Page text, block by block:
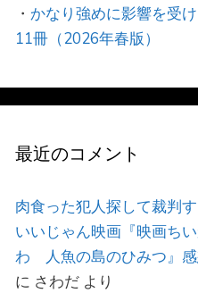
・ かなり強めに影響を受
11冊（2026年春版）
最近のコメント
肉食った犯人探して裁判
いいじゃん映画『映画ち
わ 人魚の島のひみつ』
に さわだ より